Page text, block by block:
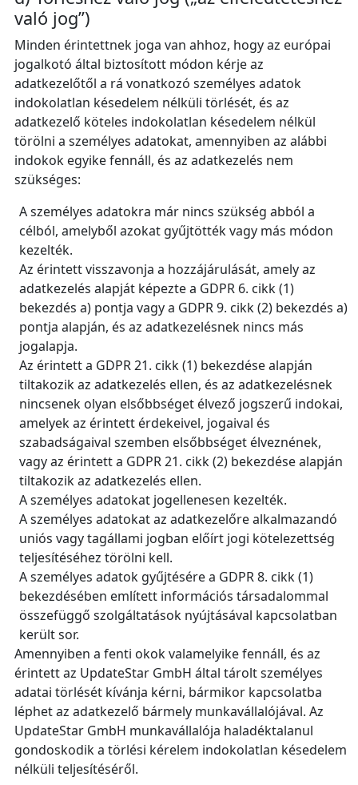
való jog”)
Minden érintettnek joga van ahhoz, hogy az európai
jogalkotó által biztosított módon kérje az
adatkezelőtől a rá vonatkozó személyes adatok
indokolatlan késedelem nélküli törlését, és az
adatkezelő köteles indokolatlan késedelem nélkül
törölni a személyes adatokat, amennyiben az alábbi
indokok egyike fennáll, és az adatkezelés nem
szükséges:
A személyes adatokra már nincs szükség abból a
célból, amelyből azokat gyűjtötték vagy más módon
kezelték.
Az érintett visszavonja a hozzájárulását, amely az
adatkezelés alapját képezte a GDPR 6. cikk (1)
bekezdés a) pontja vagy a GDPR 9. cikk (2) bekezdés a)
pontja alapján, és az adatkezelésnek nincs más
jogalapja.
Az érintett a GDPR 21. cikk (1) bekezdése alapján
tiltakozik az adatkezelés ellen, és az adatkezelésnek
nincsenek olyan elsőbbséget élvező jogszerű indokai,
amelyek az érintett érdekeivel, jogaival és
szabadságaival szemben elsőbbséget élveznének,
vagy az érintett a GDPR 21. cikk (2) bekezdése alapján
tiltakozik az adatkezelés ellen.
A személyes adatokat jogellenesen kezelték.
A személyes adatokat az adatkezelőre alkalmazandó
uniós vagy tagállami jogban előírt jogi kötelezettség
teljesítéséhez törölni kell.
A személyes adatok gyűjtésére a GDPR 8. cikk (1)
bekezdésében említett információs társadalommal
összefüggő szolgáltatások nyújtásával kapcsolatban
került sor.
Amennyiben a fenti okok valamelyike fennáll, és az
érintett az UpdateStar GmbH által tárolt személyes
adatai törlését kívánja kérni, bármikor kapcsolatba
léphet az adatkezelő bármely munkavállalójával. Az
UpdateStar GmbH munkavállalója haladéktalanul
gondoskodik a törlési kérelem indokolatlan késedelem
nélküli teljesítéséről.